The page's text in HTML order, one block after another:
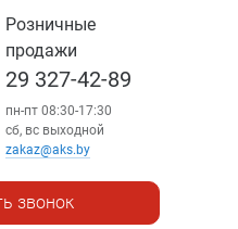
Розничные
продажи
29 327-42-89
пн-пт 08:30-17:30
сб, вс выходной
zakaz@aks.by
звонок